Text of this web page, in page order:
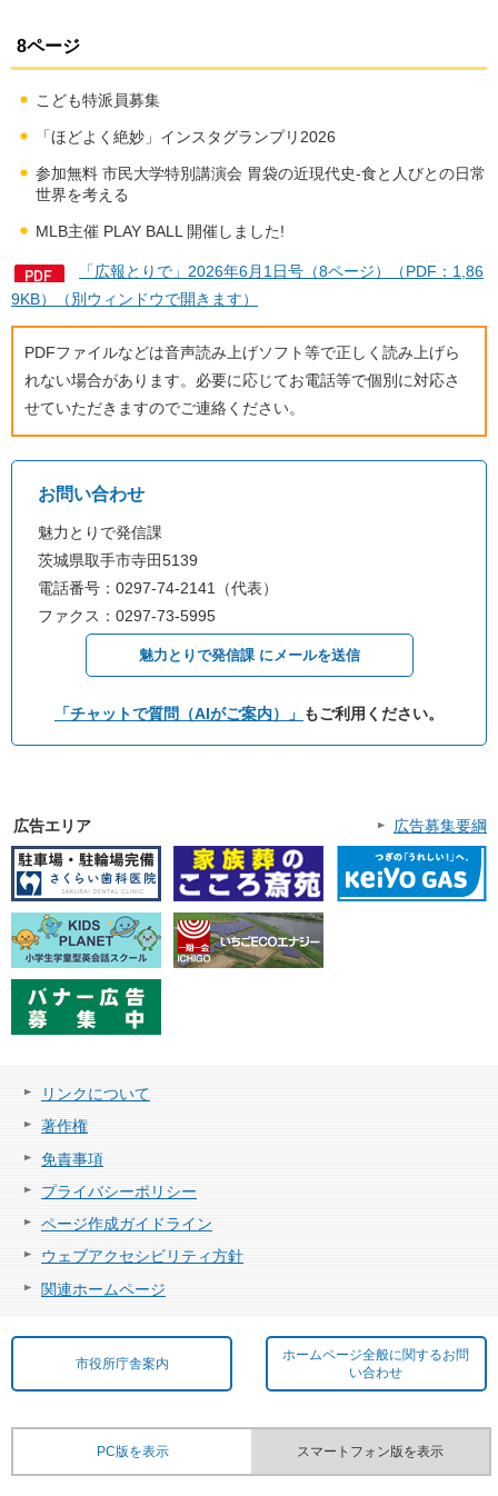
8ページ
こども特派員募集
「ほどよく絶妙」インスタグランプリ2026
参加無料 市民大学特別講演会 胃袋の近現代史-食と人びとの日常
世界を考える
MLB主催 PLAY BALL 開催しました!
「広報とりで」2026年6月1日号（8ページ）（PDF：1,86
9KB）（別ウィンドウで開きます）
PDFファイルなどは音声読み上げソフト等で正しく読み上げら
れない場合があります。必要に応じてお電話等で個別に対応さ
せていただきますのでご連絡ください。
お問い合わせ
魅力とりで発信課
茨城県取手市寺田5139
電話番号：0297-74-2141（代表）
ファクス：0297-73-5995
魅力とりで発信課 にメールを送信
「チャットで質問（AIがご案内）」 もご利用ください。
広告エリア 広告募集要綱
リンクについて
著作権
免責事項
プライバシーポリシー
ページ作成ガイドライン
ウェブアクセシビリティ方針
関連ホームページ
市役所庁舎案内
ホームページ全般に関するお問
い合わせ
PC版を表示 スマートフォン版を表示